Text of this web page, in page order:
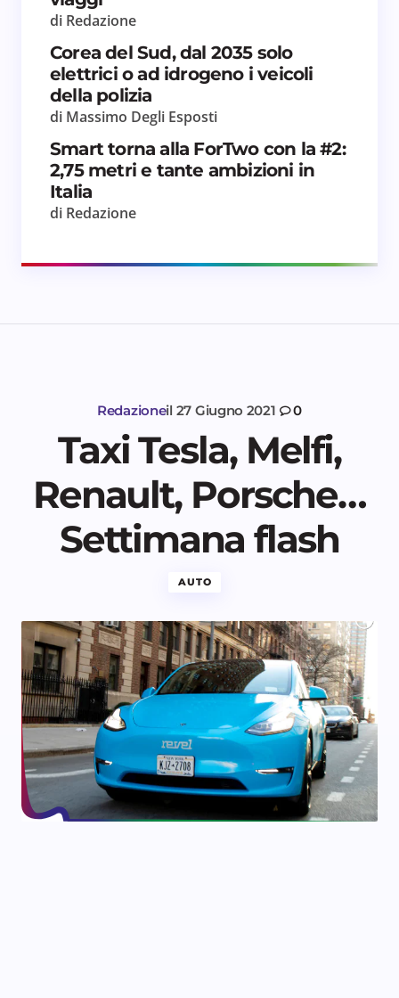
di Redazione
Corea del Sud, dal 2035 solo
elettrici o ad idrogeno i veicoli
della polizia
di Massimo Degli Esposti
Smart torna alla ForTwo con la #2:
2,75 metri e tante ambizioni in
Italia
di Redazione
Redazioneil 27 Giugno 2021 0
Taxi Tesla, Melfi,
Renault, Porsche…
Settimana flash
AUTO